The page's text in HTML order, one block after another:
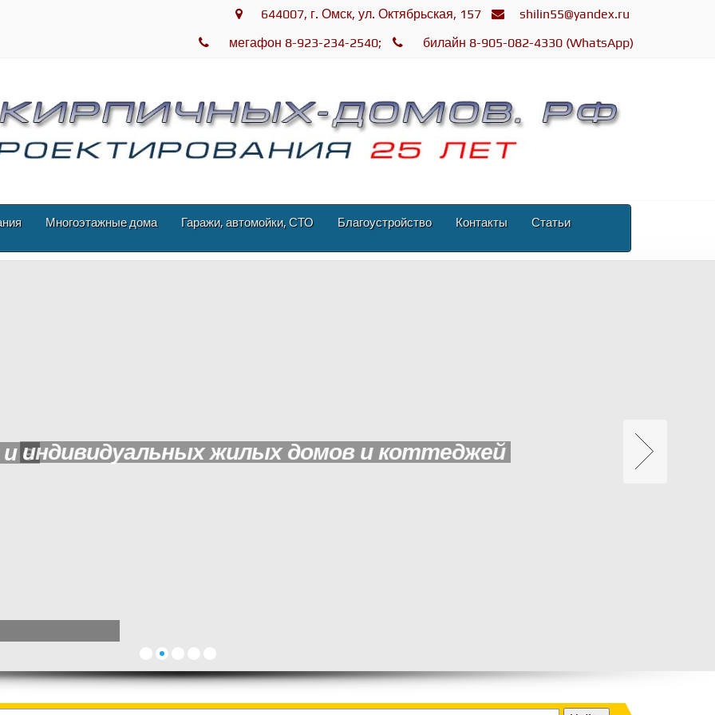
644007, г. Омск, ул. Октябрьская, 157
shilin55@yandex.ru
мегафон 8-923-234-2540;
билайн 8-905-082-4330 (WhatsApp)
Многоэтажные дома Гаражи, автомойки, СТО Благоустройство Контакты Статьи
домов и коттеджей